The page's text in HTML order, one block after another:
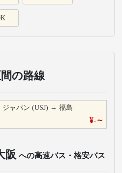
の路線
ャパン (USJ) → 福島
¥-～
阪 への高速バス・格安バス